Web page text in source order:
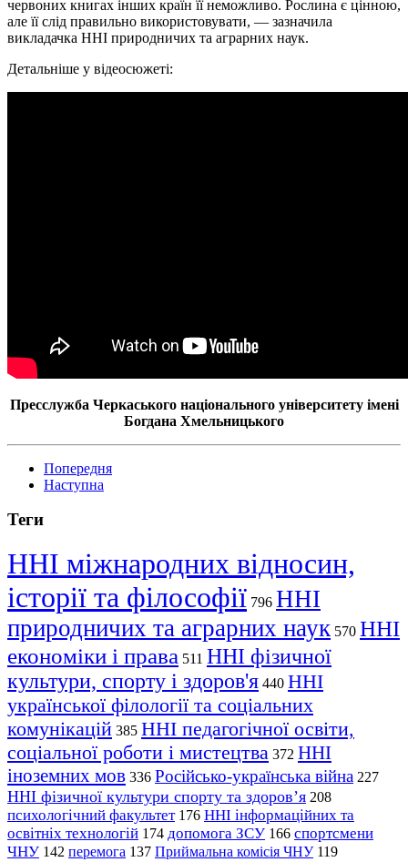
червоних книгах інших країн її неможливо. Рослина є цінною,
але її слід правильно використовувати, — зазначила
викладачка ННІ природничих та аграрних наук.
Детальніше у відеосюжеті:
Пресслужба Черкаського національного університету імені
Богдана Хмельницького
Попередня
Наступна
Теги
ННІ міжнародних відносин,
історії та філософії 796 ННІ
природничих та аграрних наук 570 ННІ
економіки і права 511 ННІ фізичної
культури, спорту і здоров'я 440 ННІ
української філології та соціальних
комунікацій 385 ННІ педагогічної освіти,
соціальної роботи і мистецтва 372 ННІ
іноземних мов 336 Російсько-українська війна 227
ННІ фізичної культури спорту та здоров’я 208
психологічний факультет 176 ННІ інформаційних та
освітніх технологій 174 допомога ЗСУ 166 спортсмени
ЧНУ 142 перемога 137 Приймальна комісія ЧНУ 119